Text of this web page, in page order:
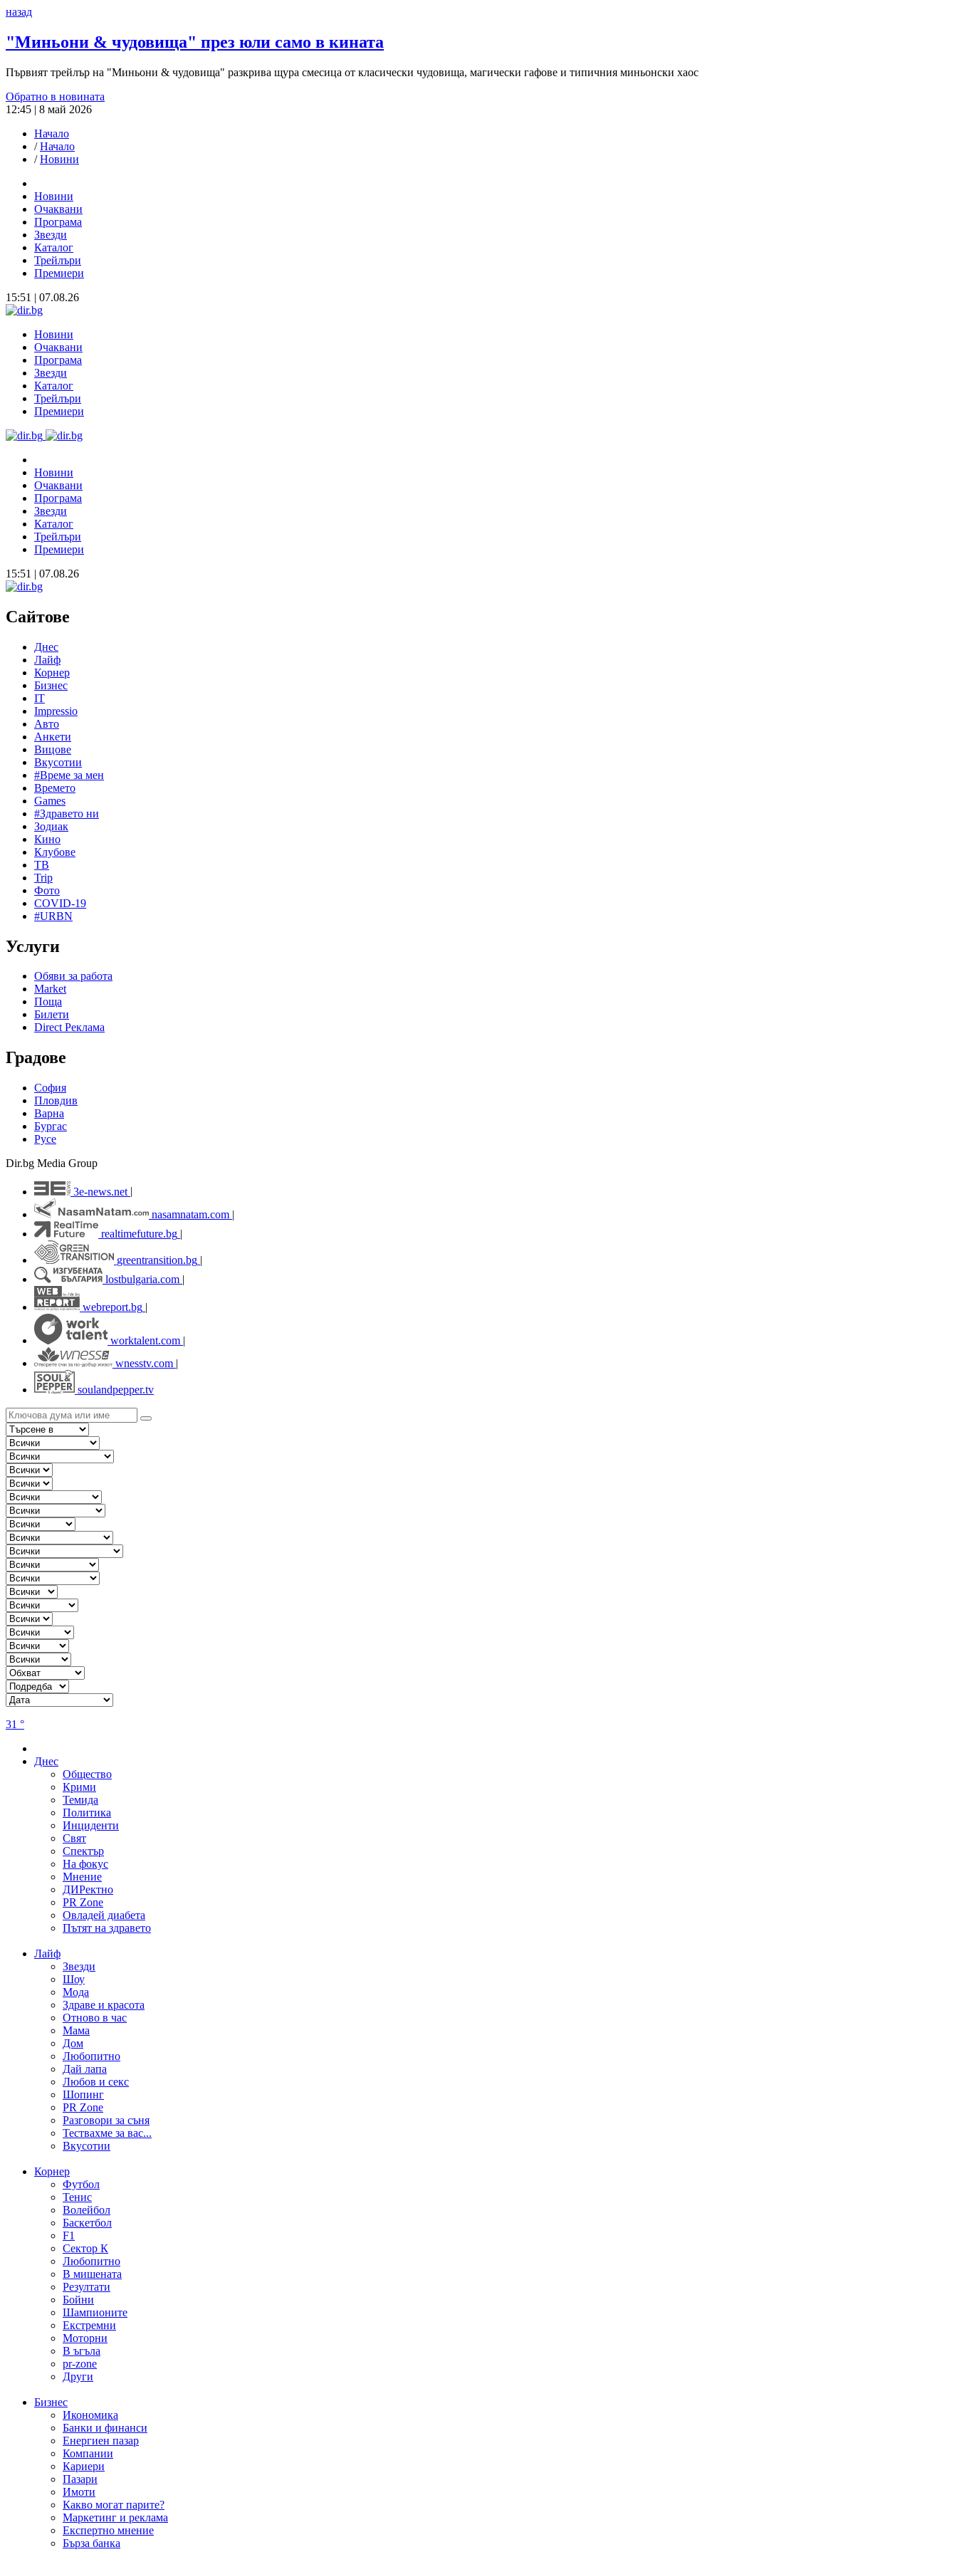
назад
"Миньони & чудовища" през юли само в кината
Първият трейлър на "Миньони & чудовища" разкрива щура смесица от класически чудовища, магически гафове и типичния миньонски хаос
Обратно в новината
12:45 | 8 май 2026
Начало
/Начало
/Новини
Новини
Очаквани
Програма
Звезди
Каталог
Трейлъри
Премиери
15:51 | 07.08.26
Новини
Очаквани
Програма
Звезди
Каталог
Трейлъри
Премиери
Новини
Очаквани
Програма
Звезди
Каталог
Трейлъри
Премиери
15:51 | 07.08.26
Сайтове
Днес
Лайф
Корнер
Бизнес
IT
Impressio
Авто
Анкети
Вицове
Вкусотии
#Време за мен
Времето
Games
#Здравето ни
Зодиак
Кино
Клубове
ТВ
Trip
Фото
COVID-19
#URBN
Услуги
Обяви за работа
Market
Поща
Билети
Direct Реклама
Градове
София
Пловдив
Варна
Бургас
Русе
Dir.bg Media Group
3e-news.net
nasamnatam.com |
realtimefuture.bg |
greentransition.bg |
lostbulgaria.com |
webreport.bg |
worktalent.com |
wnesstv.com |
soulandpepper.tv
31 °
Днес
Общество
Крими
Темида
Политика
Инциденти
Свят
Спектър
На фокус
Мнение
ДИРектно
PR Zone
Овладей диабета
Пътят на здравето
Лайф
Звезди
Шоу
Мода
Здраве и красота
Отново в час
Мама
Дом
Любопитно
Дай лапа
Любов и секс
Шопинг
PR Zone
Разговори за съня
Тествахме за вас...
Вкусотии
Корнер
Футбол
Тенис
Волейбол
Баскетбол
F1
Сектор К
Любопитно
В мишената
Резултати
Бойни
Шампионите
Екстремни
Моторни
В ъгъла
pr-zone
Други
Бизнес
Икономика
Банки и финанси
Енергиен пазар
Компании
Кариери
Пазари
Имоти
Какво могат парите?
Маркетинг и реклама
Експертно мнение
Бърза банка